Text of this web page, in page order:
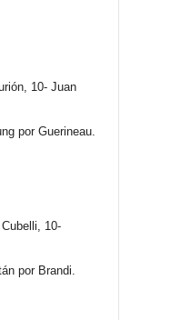
10- Juan
por Guerineau.
10-
por Brandi.